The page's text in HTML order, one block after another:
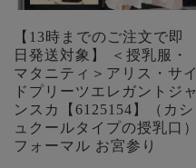
【13時までのご注文で即
日発送対象】 ＜授乳服・
マタニティ＞アリス・サイ
ドプリーツエレガントジャ
ンスカ【6125154】（カシ
ュクールタイプの授乳口）
フォーマル お宮参り